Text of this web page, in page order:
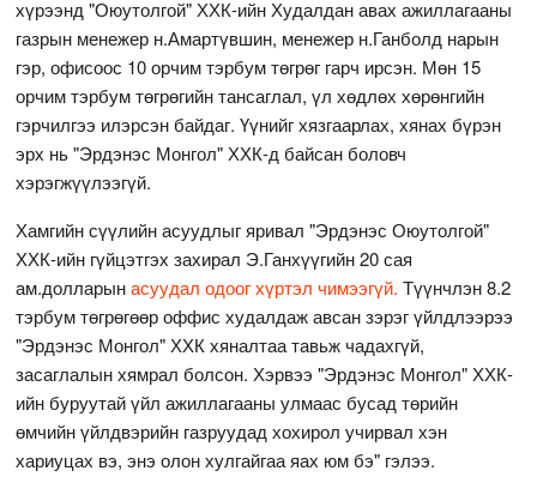
хүрээнд "Оюутолгой" ХХК-ийн Худалдан авах ажиллагааны
газрын менежер н.Амартүвшин, менежер н.Ганболд нарын
гэр, офисоос 10 орчим тэрбум төгрөг гарч ирсэн. Мөн 15
орчим тэрбум төгрөгийн тансаглал, үл хөдлөх хөрөнгийн
гэрчилгээ илэрсэн байдаг. Үүнийг хязгаарлах, хянах бүрэн
эрх нь "Эрдэнэс Монгол" ХХК-д байсан боловч
хэрэгжүүлээгүй.
Хамгийн сүүлийн асуудлыг яривал "Эрдэнэс Оюутолгой"
ХХК-ийн гүйцэтгэх захирал Э.Ганхүүгийн 20 сая
ам.долларынасуудал одоог хүртэл чимээгүй. Түүнчлэн 8.2
тэрбум төгрөгөөр оффис худалдаж авсан зэрэг үйлдлээрээ
"Эрдэнэс Монгол" ХХК хяналтаа тавьж чадахгүй,
засаглалын хямрал болсон. Хэрвээ "Эрдэнэс Монгол" ХХК-
ийн буруутай үйл ажиллагааны улмаас бусад төрийн
өмчийн үйлдвэрийн газруудад хохирол учирвал хэн
хариуцах вэ, энэ олон хулгайгаа яах юм бэ" гэлээ.